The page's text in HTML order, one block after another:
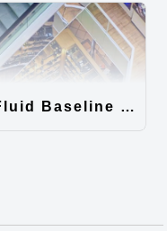
Fluid Baseline Grid主题汉化包